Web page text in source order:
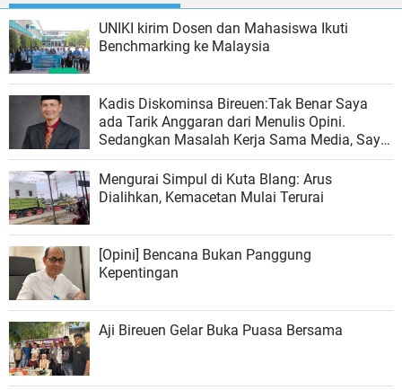
UNIKI kirim Dosen dan Mahasiswa Ikuti
Benchmarking ke Malaysia
Kadis Diskominsa Bireuen:Tak Benar Saya
ada Tarik Anggaran dari Menulis Opini.
Sedangkan Masalah Kerja Sama Media, Saya
tak Berdaya, itu Diluar Kendali Kami
Mengurai Simpul di Kuta Blang: Arus
Dialihkan, Kemacetan Mulai Terurai
[Opini] Bencana Bukan Panggung
Kepentingan
Aji Bireuen Gelar Buka Puasa Bersama